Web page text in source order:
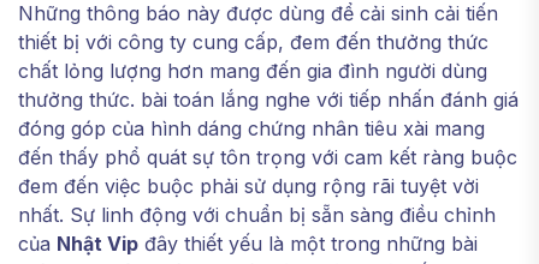
Những thông báo này được dùng để cải sinh cải tiến
thiết bị với công ty cung cấp, đem đến thưởng thức
chất lỏng lượng hơn mang đến gia đình người dùng
thưởng thức. bài toán lắng nghe với tiếp nhấn đánh giá
đóng góp của hình dáng chứng nhân tiêu xài mang
đến thấy phổ quát sự tôn trọng với cam kết ràng buộc
đem đến việc buộc phải sử dụng rộng rãi tuyệt vời
nhất. Sự linh động với chuẩn bị sẵn sàng điều chỉnh
của Nhật Vip đây thiết yếu là một trong những bài